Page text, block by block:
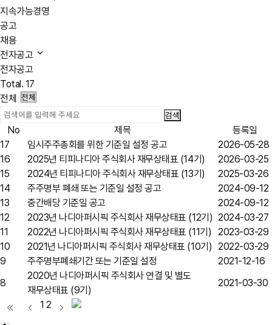
지속가능경영
공고
채용
전자공고
전자공고
Total. 17
전체
No 제목
등록일
17
임시주주총회를 위한 기준일 설정 공고
2026-05-28
16
2025년 티피나디아 주식회사 재무상태표 (14기)
2026-03-25
15
2024년 티피나디아 주식회사 재무상태표 (13기)
2025-03-26
14
주주명부 폐쇄 또는 기준일 설정 공고
2024-09-12
13
중간배당 기준일 공고
2024-09-12
12
2023년 나디아퍼시픽 주식회사 재무상태표 (12기) 2024-03-27
11
2022년 나디아퍼시픽 주식회사 재무상태표 (11기)
2023-03-29
10
2021년 나디아퍼시픽 주식회사 재무상태표 (10기) 2022-03-29
9
주주명부폐쇄기간 또는 기준일 설정
2021-12-16
8
2020년 나디아퍼시픽 주식회사 연결 및 별도
재무상태표 (9기)
2021-03-30
1 2